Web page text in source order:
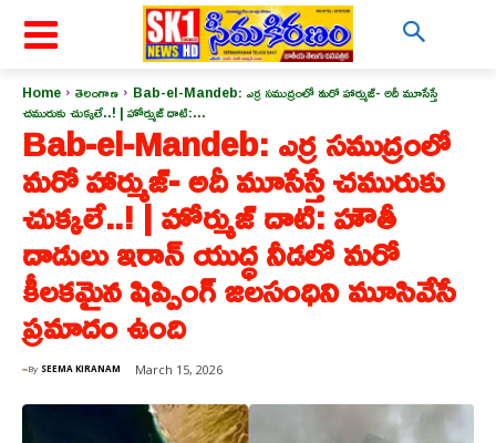
Home తెలంగాణ Bab-el-Mandeb: ఎర్ర సముద్రంలో మరో హార్ముజ్- అదీ మూసేస్తే
చమురుకు చుక్కలే..! | హోర్ముజ్ దాటి:...
Bab-el-Mandeb: ఎర్ర సముద్రంలో
మరో హార్ముజ్- అదీ మూసేస్తే చమురుకు
చుక్కలే..! | హోర్ముజ్ దాటి: హౌతీ
దాడులు ఇరాన్ యుద్ధ నీడలో మరో
కీలకమైన షిప్పింగ్ జలసంధిని మూసివేసే
ప్రమాదం ఉంది
By SEEMA KIRANAM March 15, 2026